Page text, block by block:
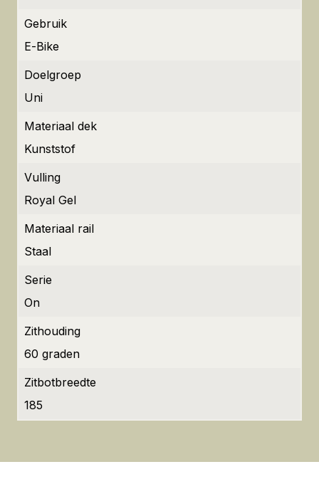
Gebruik
E-Bike
Doelgroep
Uni
Materiaal dek
Kunststof
Vulling
Royal Gel
Materiaal rail
Staal
Serie
On
Zithouding
60 graden
Zitbotbreedte
185